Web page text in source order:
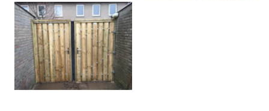
Tuindeur grenen